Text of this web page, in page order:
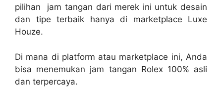
pilihan jam tangan dari merek ini untuk desain
dan tipe terbaik hanya di marketplace Luxe
Houze.
Di mana di platform atau marketplace ini, Anda
bisa menemukan jam tangan Rolex 100% asli
dan terpercaya.